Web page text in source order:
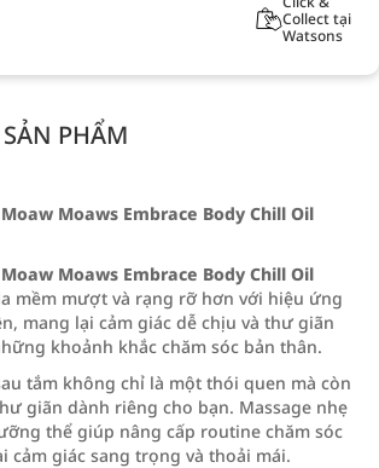
Collect tại
Watsons
PHẨM
Moaws Embrace Body Chill Oil
Moaws Embrace Body Chill Oil
mềm mượt và rạng rỡ hơn với hiệu ứng
mang lại cảm giác dễ chịu và thư giãn
khoảnh khắc chăm sóc bản thân.
tắm không chỉ là một thói quen mà còn
giãn dành riêng cho bạn. Massage nhẹ
thể giúp nâng cấp routine chăm sóc
cảm giác sang trọng và thoải mái.